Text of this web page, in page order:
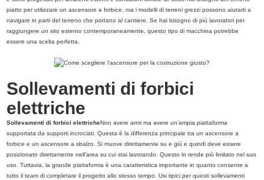
piatto per utilizzare un ascensore a forbice, ma i modelli di terreni grezzi possono aiutarti a
navigare in parti del terreno che portano al cantiere. Se hai bisogno di più lavoratori per
raggiungere un sito esterno contemporaneamente, questo tipo di macchina potrebbe
essere una scelta perfetta.
Sollevamenti di forbici
elettriche
Sollevamenti di forbici elettricheNon avere armi ma avere un'ampia piattaforma
supportata da supporti incrociati. Questa è la differenza principale tra un ascensore a
forbice e un ascensore a sbalzo. Si muove direttamente su e giù e quindi deve essere
posizionato direttamente nell'area su cui stai lavorando. Questo lo rende più limitato nel suo
uso. Tuttavia, la grande piattaforma è una caratteristica importante in quanto consente a
tutto il team di completare il progetto allo stesso tempo. Usi tipici per questi sollevamenti